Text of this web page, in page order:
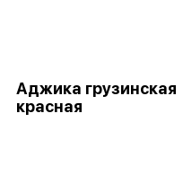
Аджика грузинская
красная